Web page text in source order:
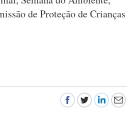
de Proteção de Crianças